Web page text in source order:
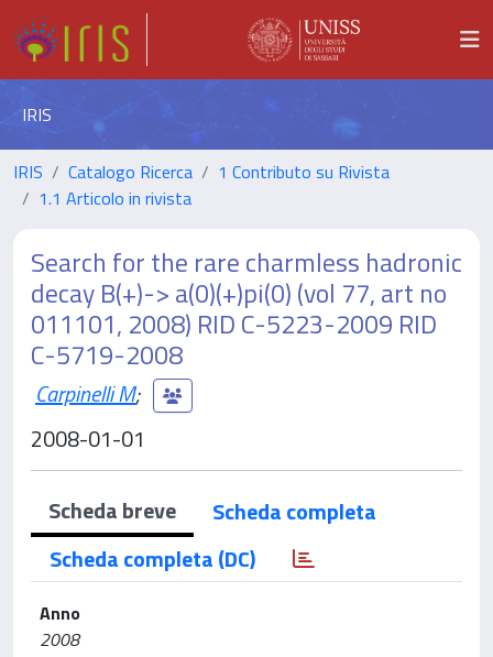
IRIS
IRIS Catalogo Ricerca
1 Contributo su Rivista
1.1 Articolo in rivista
Search for the rare charmless hadronic
decay B(+)-> a(0)(+)pi(0) (vol 77, art no
011101, 2008) RID C-5223-2009 RID
C-5719-2008
Carpinelli M;
2008-01-01
Scheda breve
Scheda completa
Scheda completa (DC)
Anno
2008